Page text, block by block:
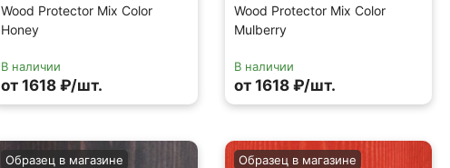
Wood Protector Mix Color
Honey
В наличии
от 1618 ₽/шт.
Wood Protector Mix Color
Mulberry
В наличии
от 1618 ₽/шт.
Образец в магазине Образец в магазине